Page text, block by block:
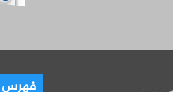
فهرس